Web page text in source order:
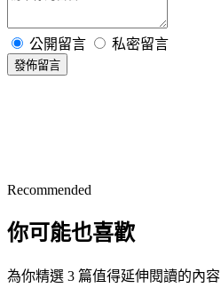
公開留言 私密留言
發佈留言
Recommended
你可能也喜歡
為你精選 3 篇值得延伸閱讀的內容